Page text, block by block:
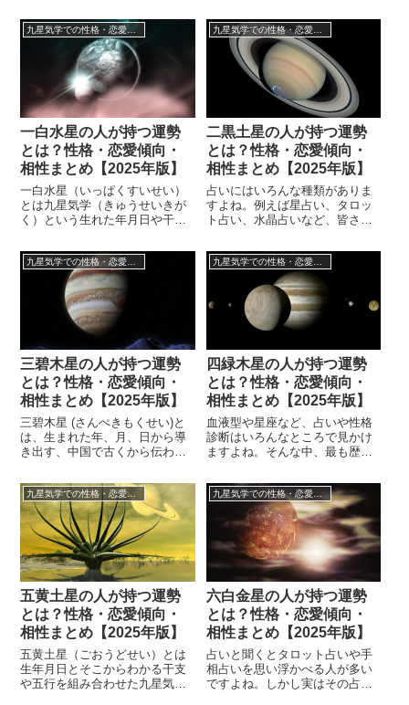
一白水星の人が持つ運勢
とは？性格・恋愛傾向・
相性まとめ【2025年版】
一白水星（いっぱくすいせい）
とは九星気学（きゅうせいきが
く）という生れた年月日や干
われる星のひとつで、この星の
元に生まれた人には共通の性格
や恋愛傾向、そして行動パター
ンなどがあります。最近では
様々なメディアでも九星気学を
取り扱うようになってきました
ので、きっと一度くらい耳にし
たことはあります...
二黒土星の人が持つ運勢
とは？性格・恋愛傾向・
相性まとめ【2025年版】
占いにはいろんな種類がありま
すよね。例えば星占い、タロッ
ト占い、水晶占いなど、皆さん
ょう。その中でも「九星気学」
という占いがあり、生年月日と
干支、自然哲学の思想である五
行を元に運命星を定めて、その
人の性格の特徴や今後を占うこ
とができます。「九星気学」は
星、四緑木星、...
三碧木星の人が持つ運勢
とは？性格・恋愛傾向・
相性まとめ【2025年版】
三碧木星 (さんぺきもくせい)と
は、生まれた年、月、日から導
き出す、中国で古くから伝わる
た大人は、生まれ年で決まる本
命星の影響を日々受けて人生が
決まっていくと言われています
から、生まれ持った星を知るこ
とで性格や恋愛傾向、相性をな
どを見ることができます。自分
やパートナーの気質を理解した
り、生...
四緑木星の人が持つ運勢
とは？性格・恋愛傾向・
相性まとめ【2025年版】
血液型や星座など、占いや性格
診断はいろんなところで見かけ
ますよね。そんな中、最も歴史
学」と言われています。九星気
学は西暦550年ごろに日本に伝え
られ、今や方位術や気学など形
を変えつつ現在まで受け継がれ
ているのです。生年月日にあう
九星の星、干支、五行と合わせ
て占っている、というと皆さん
にとって...
九星気学での性格・恋愛傾向・相性・運勢について
五黄土星の人が持つ運勢
とは？性格・恋愛傾向・
相性まとめ【2025年版】
五黄土星（ごおうどせい）とは
生年月日とそこからわかる干支
や五行を組み合わせた九星気学
九星気学での性格・恋愛傾向・相性・運勢について
六白金星の人が持つ運勢
とは？性格・恋愛傾向・
相性まとめ【2025年版】
占いと聞くとタロット占いや手
相占いを思い浮かべる人が多い
ですよね。しかし実はその占い